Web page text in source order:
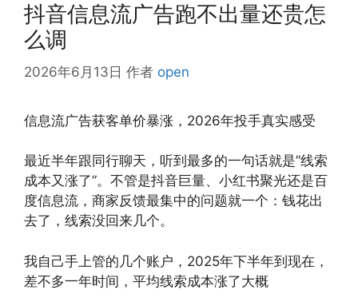
抖音信息流广告跑不出量还贵怎
么调
2026年6月13日 作者 open
信息流广告获客单价暴涨，2026年投手真实感受
最近半年跟同行聊天，听到最多的一句话就是”线索
成本又涨了”。不管是抖音巨量、小红书聚光还是百
度信息流，商家反馈最集中的问题就一个：钱花出
去了，线索没回来几个。
我自己手上管的几个账户，2025年下半年到现在，
差不多一年时间，平均线索成本涨了大概